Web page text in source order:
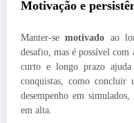
Motivação e
Manter-semotivado ao
desafio, mas é possível com
curto e longo prazo
conquistas, como concluir
desempenho em
em alta.